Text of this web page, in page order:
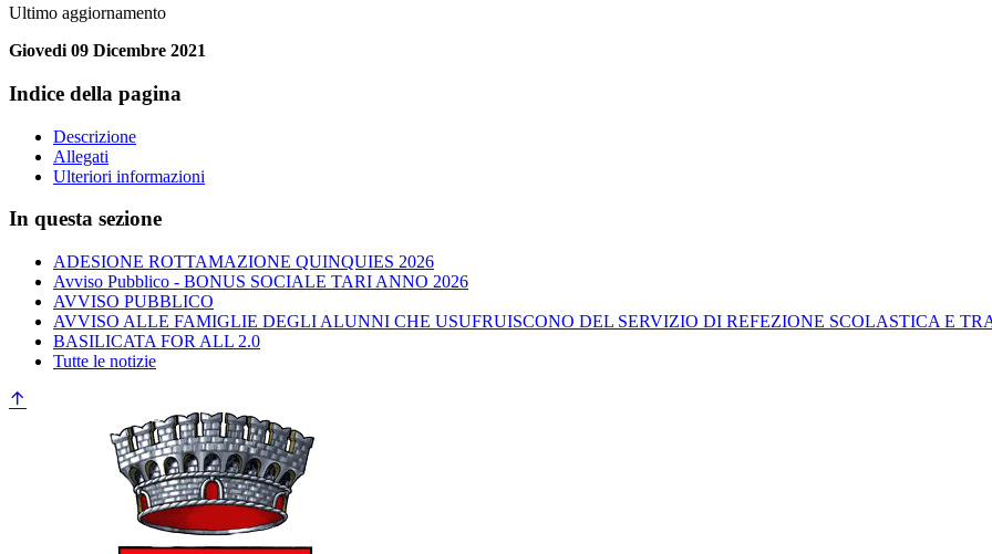
Ultimo aggiornamento
Giovedi 09 Dicembre 2021
Indice della pagina
Descrizione
Allegati
Ulteriori informazioni
In questa sezione
ADESIONE ROTTAMAZIONE QUINQUIES 2026
Avviso Pubblico - BONUS SOCIALE TARI ANNO 2026
AVVISO PUBBLICO
AVVISO ALLE FAMIGLIE DEGLI ALUNNI CHE USUFRUISCONO DEL SERVIZIO DI REFEZIONE SCOLASTICA E
BASILICATA FOR ALL 2.0
Tutte le notizie